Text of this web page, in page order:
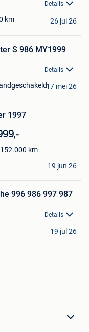
Details
km 26 jul 26
S 986 MY1999
Details
17 mei 26
1997
152.000 km
19 jun 26
996 986 997 987
Details
19 jul 26